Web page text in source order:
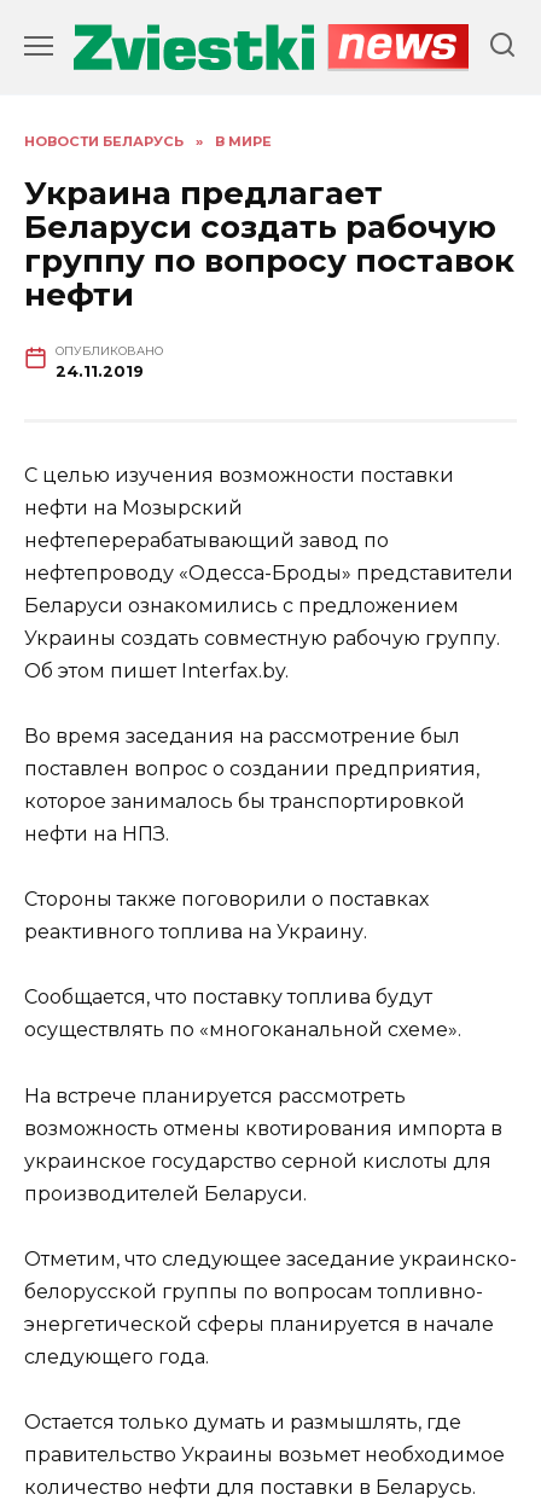
содержанию
НОВОСТИ БЕЛАРУСЬ » В МИРЕ
Украина предлагает
Беларуси создать рабочую
группу по вопросу поставок
нефти
ОПУБЛИКОВАНО
24.11.2019
С целью изучения возможности поставки
нефти на Мозырский
нефтеперерабатывающий завод по
нефтепроводу «Одесса-Броды» представители
Беларуси ознакомились с предложением
Украины создать совместную рабочую группу.
Об этом пишет Interfax.by.
Во время заседания на рассмотрение был
поставлен вопрос о создании предприятия,
которое занималось бы транспортировкой
нефти на НПЗ.
Стороны также поговорили о поставках
реактивного топлива на Украину.
Сообщается, что поставку топлива будут
осуществлять по «многоканальной схеме».
На встрече планируется рассмотреть
возможность отмены квотирования импорта в
украинское государство серной кислоты для
производителей Беларуси.
Отметим, что следующее заседание украинско-
белорусской группы по вопросам топливно-
энергетической сферы планируется в начале
следующего года.
Остается только думать и размышлять, где
правительство Украины возьмет необходимое
количество нефти для поставки в Беларусь.